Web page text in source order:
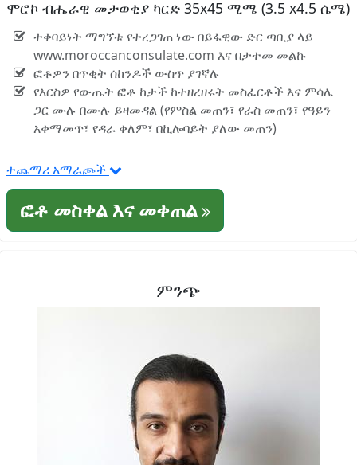
ሞሮኮ ብሔራዊ መታወቂያ ካርድ 35x45 ሚሜ (3.5 x4.5 ሴሜ)
ተቀባይነት ማግኘቱ የተረጋገጠ ነው በይፋዊው ድር ጣቢያ ላይ
www.moroccanconsulate.com እና በታተመ መልኩ
ፎቶዎን በጥቂት ሰከንዶች ውስጥ ያገኛሉ
የእርስዎ የውጤት ፎቶ ከታች ከተዘረዘሩት መስፈርቶች እና ምሳሌ
ጋር ሙሉ በሙሉ ይዛመዳል (የምስል መጠን፣ የራስ መጠን፣ የዓይን
አቀማመጥ፣ የዳራ ቀለም፣ በኪሎባይት ያለው መጠን)
ተጨማሪ አማራጮች
ፎቶ መስቀል እና መቀጠል
ምንጭ